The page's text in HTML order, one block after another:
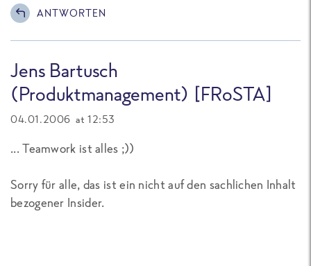
ANTWORTEN
Jens Bartusch
(Produktmanagement) [FRoSTA]
04.01.2006 at 12:53
... Teamwork ist alles ;))
Sorry für alle, das ist ein nicht auf den sachlichen Inhalt
bezogener Insider.